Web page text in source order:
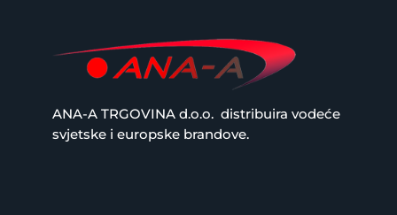
ANA-A TRGOVINA d.o.o. distribuira vodeće
svjetske i europske brandove.